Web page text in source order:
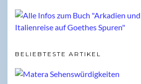
BELIEBTESTE ARTIKEL